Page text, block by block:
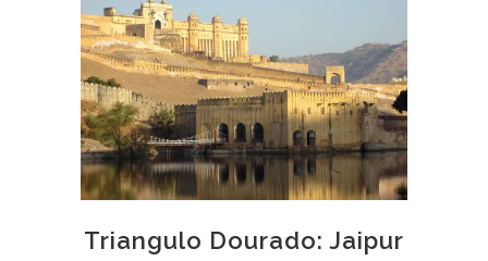
Triangulo Dourado: Jaipur